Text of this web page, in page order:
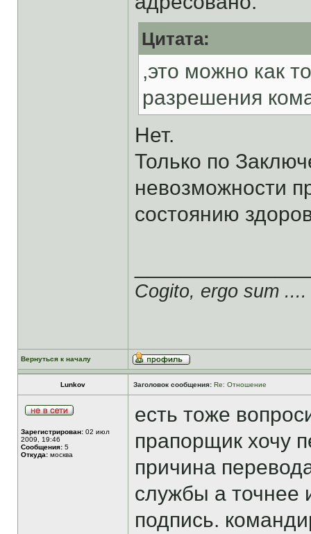
Цитата:
,это можно как
разрешения
Нет.
Только по
невозможности
состоянию
Cogito, ergo sum ....
Вернуться к началу
Lunkov Заголовок сообщения: Re: Отношение
Зарегистрирован: 02 июл
2009, 19:46
Сообщения: 5
Откуда: москва
есть тоже
прапорщик хочу
причина
службы а точнее
подпись.